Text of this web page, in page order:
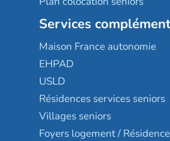
Services
Maison France autonomie
EHPAD
USLD
Résidences services seniors
Villages seniors
Foyers logement /